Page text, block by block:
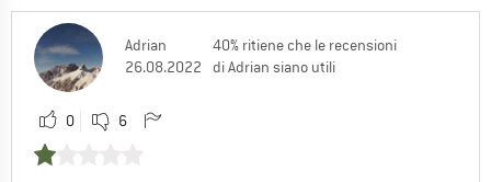
Adrian
26.08.2022
40% ritiene che le recensioni
di Adrian siano utili
0 6